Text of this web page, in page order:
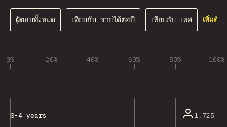
ผู้ตอบทั้งหมด เทียบกับ รายได้ต่อปี เทียบกับ เพศ เพิ่มตัวก
0% 20% 40% 60% 80% 100%
0-4 years 1,725